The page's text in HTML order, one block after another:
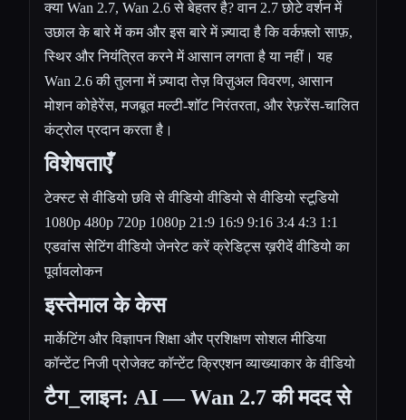
क्या Wan 2.7, Wan 2.6 से बेहतर है? वान 2.7 छोटे वर्शन में
उछाल के बारे में कम और इस बारे में ज़्यादा है कि वर्कफ़्लो साफ़,
स्थिर और नियंत्रित करने में आसान लगता है या नहीं। यह
Wan 2.6 की तुलना में ज़्यादा तेज़ विज़ुअल विवरण, आसान
मोशन कोहेरेंस, मजबूत मल्टी-शॉट निरंतरता, और रेफ़रेंस-चालित
कंट्रोल प्रदान करता है।
विशेषताएँ
टेक्स्ट से वीडियो छवि से वीडियो वीडियो से वीडियो स्टूडियो
1080p 480p 720p 1080p 21:9 16:9 9:16 3:4 4:3 1:1
एडवांस सेटिंग वीडियो जेनरेट करें क्रेडिट्स ख़रीदें वीडियो का
पूर्वावलोकन
इस्तेमाल के केस
मार्केटिंग और विज्ञापन शिक्षा और प्रशिक्षण सोशल मीडिया
कॉन्टेंट निजी प्रोजेक्ट कॉन्टेंट क्रिएशन व्याख्याकार के वीडियो
टैग_लाइन: AI — Wan 2.7 की मदद से